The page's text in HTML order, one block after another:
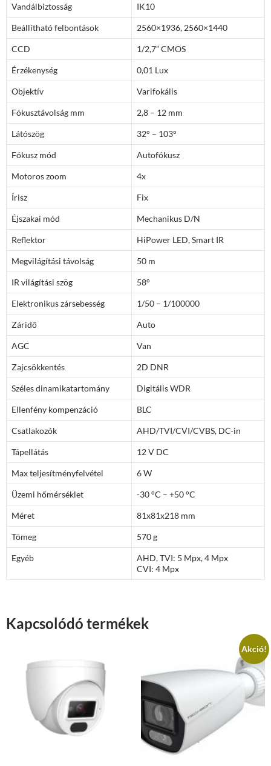
Vandálbiztosság IK10
Beállítható felbontások 2560×1936, 2560×1440
CCD 1/2,7” CMOS
Érzékenység 0,01 Lux
Objektív Varifokális
Fókusztávolság mm 2,8 – 12 mm
Látószög 32° – 103°
Fókusz mód Autofókusz
Motoros zoom 4x
Írisz Fix
Éjszakai mód Mechanikus D/N
Reflektor HiPower LED, Smart IR
Megvilágítási távolság 50 m
IR világítási szög 58°
Elektronikus zársebesség 1/50 – 1/100000
Záridő Auto
AGC Van
Zajcsökkentés 2D DNR
Széles dinamikatartomány Digitális WDR
Ellenfény kompenzáció BLC
Csatlakozók AHD/TVI/CVI/CVBS, DC-in
Tápellátás 12 V DC
Max teljesítményfelvétel 6 W
Üzemi hőmérséklet -30 °C – +50 °C
Méret 81x81x218 mm
Tömeg 570 g
Egyéb
AHD, TVI: 5 Mpx, 4 Mpx
CVI: 4 Mpx
Kapcsolódó termékek
Akció!